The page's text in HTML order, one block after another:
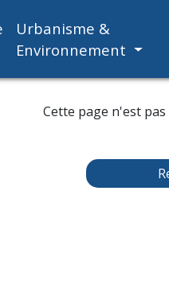
Urbanisme &
Environnement
Cette page n'est